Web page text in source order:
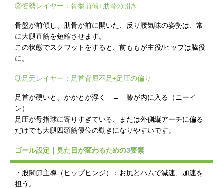
②姿勢レイヤー：骨盤前傾+肋骨の開き
骨盤が前傾し、肋骨が前に開いた、反り腰気味の姿勢は、常
に大腿直筋を短縮させます。
この状態でスクワットをすると、前ももが主役/ヒップは脇役
に。
③足元レイヤー：足首背屈不足+足圧の偏り
足首が硬いと、かかとが浮く → 膝が内に入る（ニーイ
ン）
足圧が母指球に寄りすぎている、または外側縦アーチに偏る
だけでも大腿四頭筋優位の動きになりやすいです。
ゴール設定｜見た目が変わるための3要素
・股関節主導（ヒップヒンジ）：お尻とハムで減速、加速を
担う。